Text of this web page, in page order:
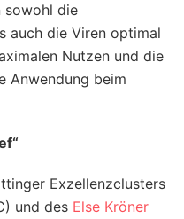
sowohl die
auch die Viren optimal
Nutzen und die
Anwendung beim
Exzellenzclusters
und des Else Kröner